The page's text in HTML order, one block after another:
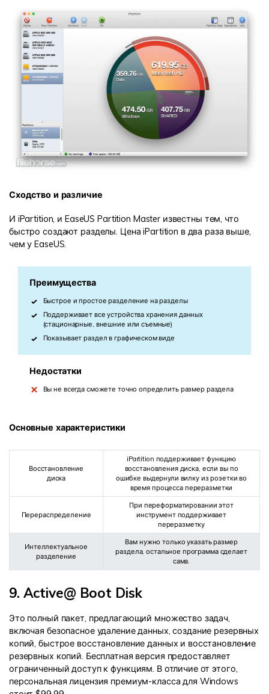
Сходство и различие
И iPartition, и EaseUS Partition Master известны тем, что
быстро создают разделы. Цена iPartition в два раза выше,
чем у EaseUS.
Преимущества
Быстрое и простое разделение на разделы
Поддерживает все устройства хранения данных
(стационарные, внешние или съемные)
Показывает раздел в графическом виде
Недостатки
Вы не всегда сможете точно определить размер раздела
Основные характеристики
Восстановление
диска
iPartition поддерживает функцию
восстановления диска, если вы по
ошибке выдернули вилку из розетки во
время процесса переразметки
Перераспределение
При переформатировании этот
инструмент поддерживает
переразметку
Интеллектуальное
разделение
Вам нужно только указать размер
раздела, остальное программа сделает
сама.
9. Active@ Boot Disk
Это полный пакет, предлагающий множество задач,
включая безопасное удаление данных, создание резервных
копий, быстрое восстановление данных и восстановление
резервных копий. Бесплатная версия предоставляет
ограниченный доступ к функциям. В отличие от этого,
персональная лицензия премиум-класса для Windows